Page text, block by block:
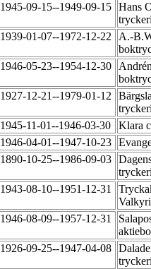
1945-09-15--1949-09-15 Hans
1939-01-07--1972-12-22
A.-
1946-05-23--1954-12-30
1927-12-21--1979-01-12
1945-11-01--1946-03-30
Klara
1946-04-01--1947-10-23
1890-10-25--1986-09-03
1943-08-10--1951-12-31
1946-08-09--1957-12-31
1926-09-25--1947-04-08